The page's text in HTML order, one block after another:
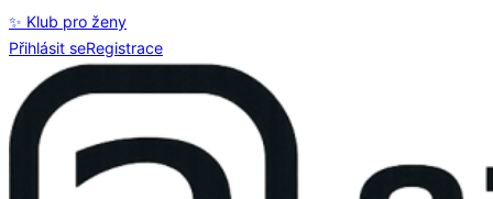
✨ Klub pro ženy
Přihlásit seRegistrace